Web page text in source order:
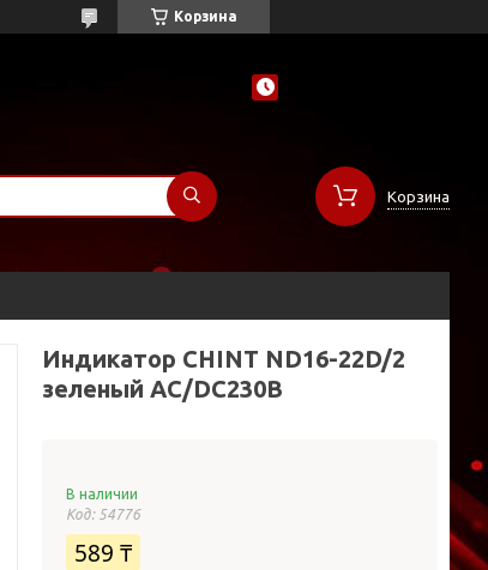
Корзина
Корзина
Индикатор CHINT ND16-22D/2
зеленый AC/DC230В
В наличии
Код: 54776
589 ₸